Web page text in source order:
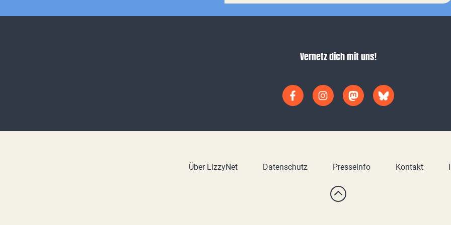
Vernetz dich mit uns!
Über LizzyNet Datenschutz Presseinfo Kontakt